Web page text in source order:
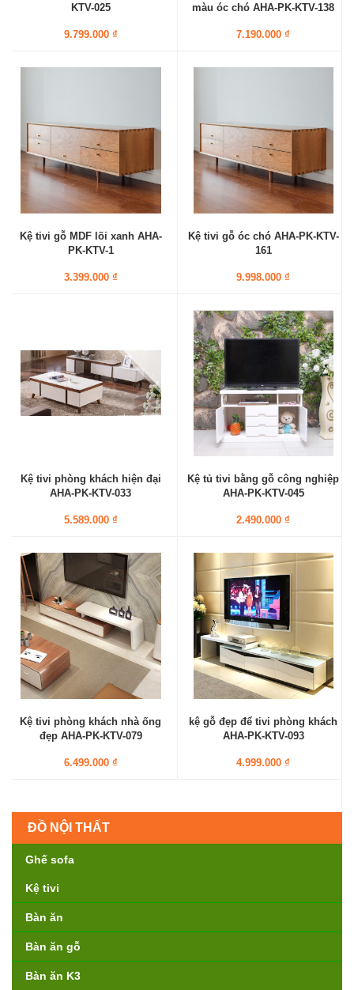
KTV-025
9.799.000 ₫
màu óc chó AHA-PK-KTV-138
7.190.000 ₫
Kệ tivi gỗ MDF lõi xanh AHA-
PK-KTV-1
3.399.000 ₫
Kệ tivi gỗ óc chó AHA-PK-KTV-
161
9.998.000 ₫
Kệ tivi phòng khách hiện đại
AHA-PK-KTV-033
5.589.000 ₫
Kệ tủ tivi bằng gỗ công nghiệp
AHA-PK-KTV-045
2.490.000 ₫
Kệ tivi phòng khách nhà ống
đẹp AHA-PK-KTV-079
6.499.000 ₫
kệ gỗ đẹp để tivi phòng khách
AHA-PK-KTV-093
4.999.000 ₫
ĐỒ NỘI THẤT
Ghế sofa
Kệ tivi
Bàn ăn
Bàn ăn gỗ
Bàn ăn K3